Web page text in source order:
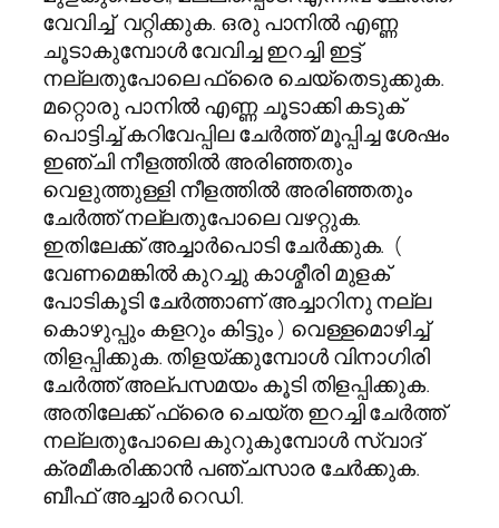
വേവിച്ച് വറ്റിക്കുക. ഒരു പാനിൽ എണ്ണ
ചൂടാകുമ്പോൾ വേവിച്ച ഇറച്ചി ഇട്ട്
നല്ലതുപോലെ ഫ്രൈ ചെയ്‌തെടുക്കുക.
മറ്റൊരു പാനിൽ എണ്ണ ചൂടാക്കി കടുക്
പൊട്ടിച്ച് കറിവേപ്പില ചേർത്ത് മൂപ്പിച്ച ശേഷം
ഇഞ്ചി നീളത്തിൽ അരിഞ്ഞതും
വെളുത്തുള്ളി നീളത്തിൽ അരിഞ്ഞതും
ചേർത്ത് നല്ലതുപോലെ വഴറ്റുക.
ഇതിലേക്ക് അച്ചാർപൊടി ചേർക്കുക. (
വേണമെങ്കില്‍ കുറച്ചു കാശ്മീരി മുളക്
പോടികൂടി ചേര്‍ത്താണ് അച്ചാറിനു നല്ല
കൊഴുപ്പും കളറും കിട്ടും ) വെള്ളമൊഴിച്ച്
തിളപ്പിക്കുക. തിളയ്ക്കുമ്പോൾ വിനാഗിരി
ചേർത്ത് അല്പസമയം കൂടി തിളപ്പിക്കുക.
അതിലേക്ക് ഫ്രൈ ചെയ്ത ഇറച്ചി ചേർത്ത്
നല്ലതുപോലെ കുറുകുമ്പോൾ സ്വാദ്
ക്രമീകരിക്കാൻ പഞ്ചസാര ചേർക്കുക.
ബീഫ് അച്ചാർ റെഡി.